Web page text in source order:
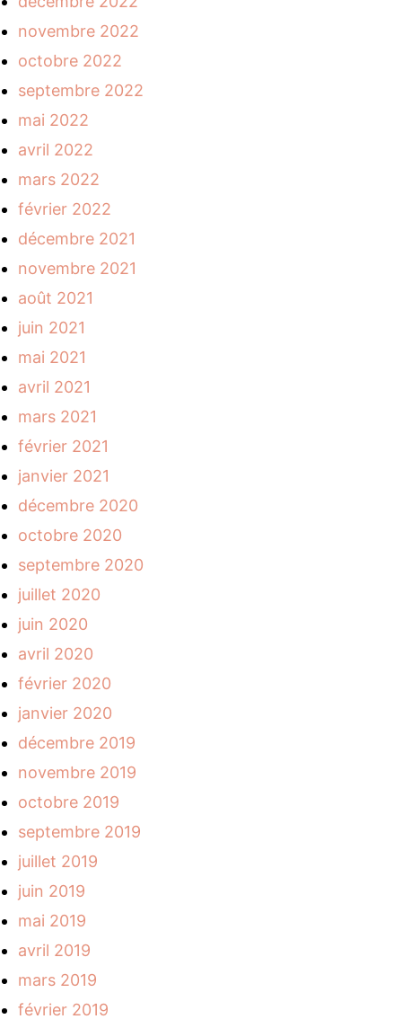
novembre 2022
octobre 2022
septembre 2022
mai 2022
avril 2022
mars 2022
février 2022
décembre 2021
novembre 2021
août 2021
juin 2021
mai 2021
avril 2021
mars 2021
février 2021
janvier 2021
décembre 2020
octobre 2020
septembre 2020
juillet 2020
juin 2020
avril 2020
février 2020
janvier 2020
décembre 2019
novembre 2019
octobre 2019
septembre 2019
juillet 2019
juin 2019
mai 2019
avril 2019
mars 2019
février 2019